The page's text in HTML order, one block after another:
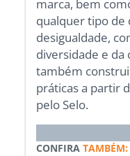
marca, bem
qualquer tipo de
desigualdade,
diversidade e da
também
práticas a partir
pelo Selo.
CONFIRA TAMBÉM: